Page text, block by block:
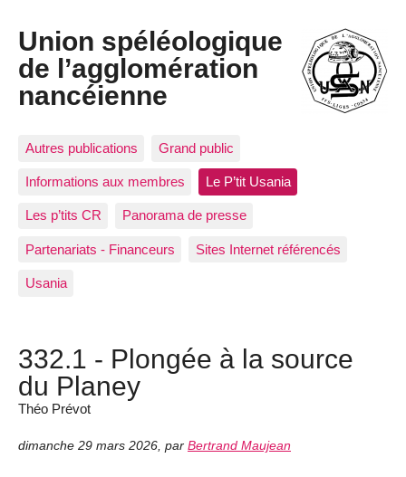
Union spéléologique
de l’agglomération
nancéienne
Autres publications Grand public
Informations aux membres Le P’tit Usania
Les p’tits CR Panorama de presse
Partenariats - Financeurs Sites Internet référencés
Usania
332.1 - Plongée à la source
du Planey
Théo Prévot
dimanche 29 mars 2026, par Bertrand Maujean